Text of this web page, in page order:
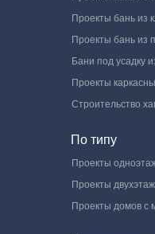
Проекты бань из
Проекты бань из
Бани под усадку
Проекты
Строительство
По типу
Проекты
Проекты
Проекты домов с